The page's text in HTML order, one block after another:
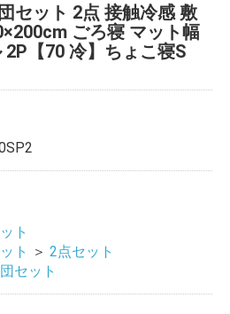
セット 2点 接触冷感 敷
ごろ寝 マット幅
【70 冷】ちょこ寝S
ト
ト ＞ 2点セット
セット